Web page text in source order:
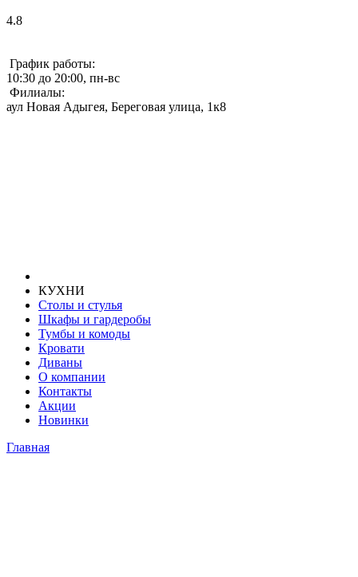
4.8
График работы:
10:30 до 20:00, пн-вс
Филиалы:
аул Новая Адыгея, Береговая улица, 1к8
КУХНИ
Столы и стулья
Шкафы и гардеробы
Тумбы и комоды
Кровати
Диваны
О компании
Контакты
Акции
Новинки
Главная